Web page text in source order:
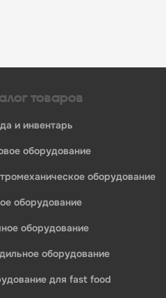
общественного
товаров
и инвентарь
оборудование
оборудование
оборудование
оборудование
оборудование
для fast food